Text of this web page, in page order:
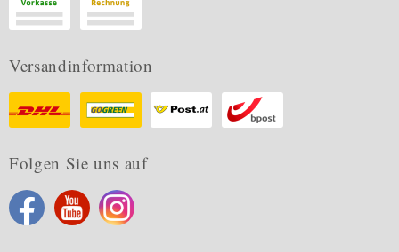
Versandinformation
Folgen Sie uns auf